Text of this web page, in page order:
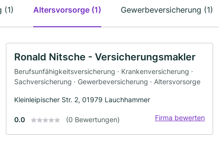
(1) Altersvorsorge (1) Gewerbeversicherung (1)
Ronald Nitsche - Versicherungsmakler
Berufsunfähigkeitsversicherung · Krankenversicherung ·
Sachversicherung · Gewerbeversicherung · Altersvorsorge
Kleinleipischer Str. 2, 01979 Lauchhammer
0.0 (0 Bewertungen) Firma bewerten